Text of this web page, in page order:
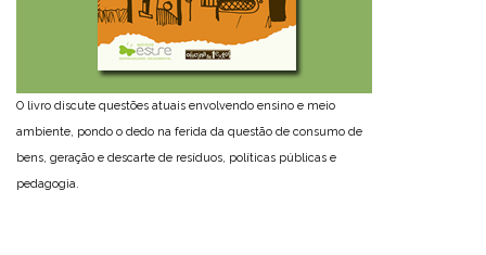
O livro discute questões atuais envolvendo ensino e meio
ambiente, pondo o dedo na ferida da questão de consumo de
bens, geração e descarte de resíduos, políticas públicas e
pedagogia.